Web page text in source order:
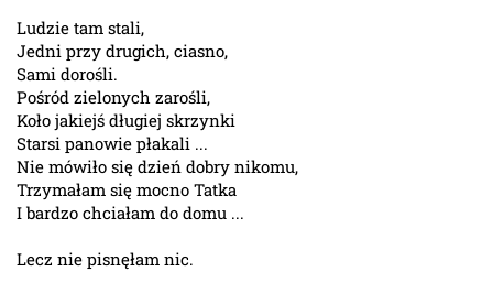
Ludzie tam stali,
Jedni przy drugich, ciasno,
Sami dorośli.
Pośród zielonych zarośli,
Koło jakiejś długiej skrzynki
Starsi panowie płakali ...
Nie mówiło się dzień dobry nikomu,
Trzymałam się mocno Tatka
I bardzo chciałam do domu ...
Lecz nie pisnęłam nic.